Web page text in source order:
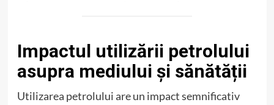
Impactul utilizării petrolului
asupra mediului și sănătății
Utilizarea petrolului are un impact semnificativ